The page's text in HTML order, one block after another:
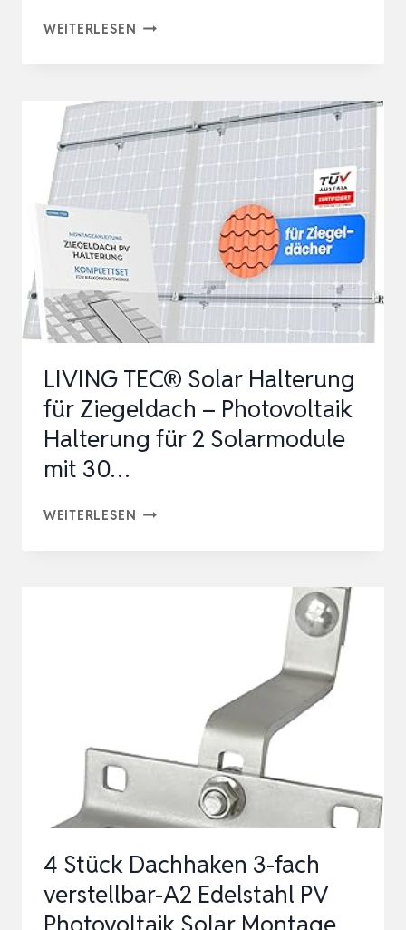
WEITERLESEN BALKONKRAFTWERK
FÜR
1
SOLARMODUL,
VERDECKTE
AUFHÄNGUNG
EDELSTAHL
3
LIVING TEC® Solar Halterung
für Ziegeldach – Photovoltaik
Halterung für 2 Solarmodule
mit 30…
WEITERLESEN LIVING
PHOTOVOLTAIK
HALTERUNG
FÜR
SOLARMODULE
30…
4 Stück Dachhaken 3-fach
verstellbar-A2 Edelstahl PV